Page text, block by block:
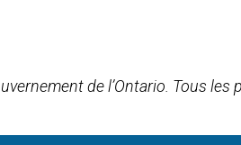
de l’Ontario. Tous